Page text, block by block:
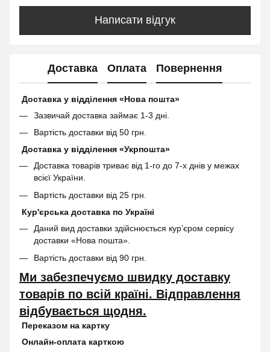
Написати відгук
Доставка Оплата Повернення
Доставка у відділення «Нова пошта»
Зазвичай доставка займає 1-3 дні.
Вартість доставки від 50 грн.
Доставка у відділення «Укрпошта»
Доставка товарів триває від 1-го до 7-х днів у межах
всієї України.
Вартість доставки від 25 грн.
Кур'єрська доставка по Україні
Даний вид доставки здійснюється кур’єром сервісу
доставки «Нова пошта».
Вартість доставки від 90 грн.
Ми забезпечуємо швидку доставку
товарів по всій країні. Відправлення
відбувається щодня.
Переказом на картку
Онлайн-оплата карткою